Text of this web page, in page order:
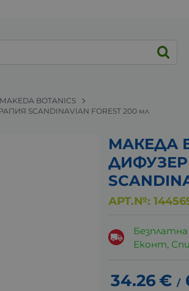
MAKEDA BOTANICS
SCANDINAVIAN FOREST 200 мл
МАКЕДА
АРТ.№:
Еконт,
34.26€ /